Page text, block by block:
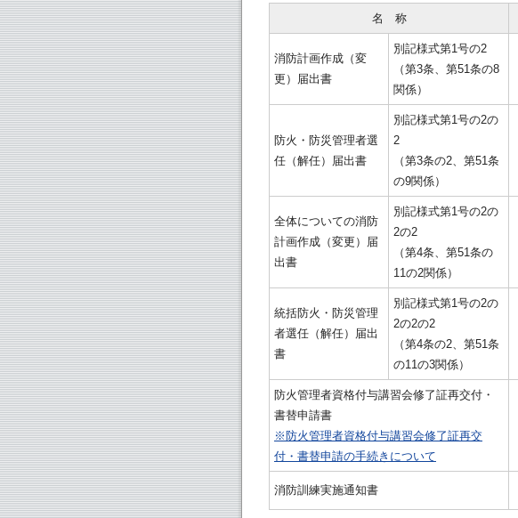
名　称
消防計画作成（変
更）届出書
別記様式第1号の2
（第3条、第51条の8
関係）
防火・防災管理者選
任（解任）届出書
別記様式第1号の2の
2
（第3条の2、第51条
の9関係）
全体についての消防
計画作成（変更）届
出書
別記様式第1号の2の
2の2
（第4条、第51条の
11の2関係）
統括防火・防災管理
者選任（解任）届出
書
別記様式第1号の2の
2の2の2
（第4条の2、第51条
の11の3関係）
防火管理者資格付与講習会修了証再交付・
書替申請書
※防火管理者資格付与講習会修了証再交
付・書替申請の手続きについて
消防訓練実施通知書